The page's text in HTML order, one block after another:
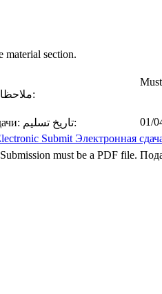
material section.
ملاحظات:
تاريخ تسليم:
01/
Submit Электронная
Submission must be a PDF file.